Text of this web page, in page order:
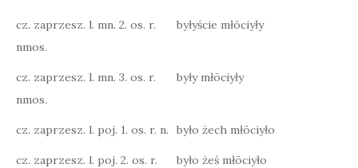
cz. zaprzesz. l. mn. 2. os. r.
nmos.
byłyście młōciyły
cz. zaprzesz. l. mn. 3. os. r.
nmos.
były młōciyły
cz. zaprzesz. l. poj. 1. os. r. n. było żech młōciyło
cz. zaprzesz. l. poj. 2. os. r.
było żeś młōciyło